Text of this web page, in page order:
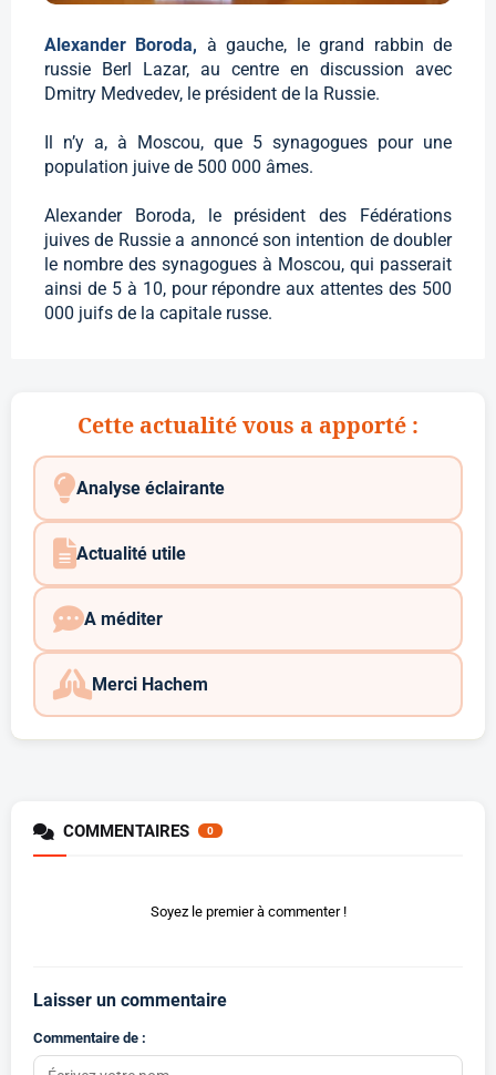
Alexander Boroda, à gauche, le grand rabbin de
russie Berl Lazar, au centre en discussion avec
Dmitry Medvedev, le président de la Russie.
Il n’y a, à Moscou, que 5 synagogues pour une
population juive de 500 000 âmes.
Alexander Boroda, le président des Fédérations
juives de Russie a annoncé son intention de doubler
le nombre des synagogues à Moscou, qui passerait
ainsi de 5 à 10, pour répondre aux attentes des 500
000 juifs de la capitale russe.
Cette actualité vous a apporté :
Analyse éclairante
Actualité utile
A méditer
Merci Hachem
COMMENTAIRES 0
Soyez le premier à commenter !
Laisser un commentaire
Commentaire de :